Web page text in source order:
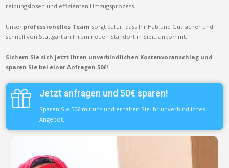
reibungslosen und effizienten Umzugsprozess.
Unser professionelles Team sorgt dafür, dass Ihr Hab und Gut sicher und
schnell von Stuttgart an Ihrem neuen Standort in Sibiu ankommt.
Sichern Sie sich jetzt Ihren unverbindlichen Kostenvoranschlag und
sparen Sie bei einer Anfragen 50€!
Jetzt anfragen und 50€ sparen!
Sparen Sie 50€ mit uns und erhalten Sie Ihr unverbindliches
Angebot.